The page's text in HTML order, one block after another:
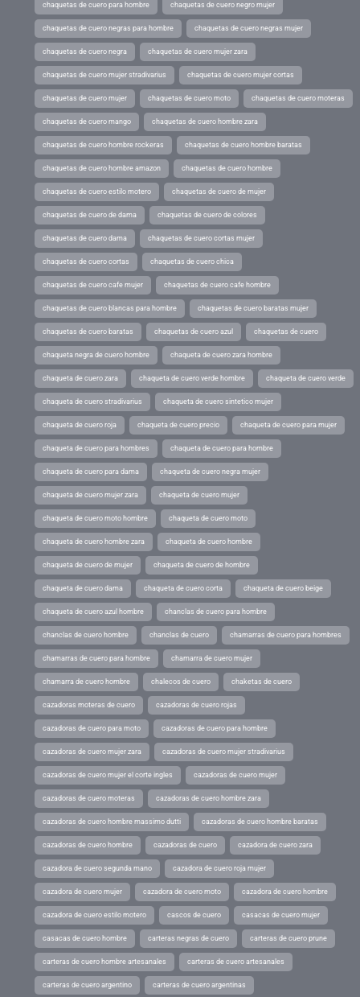
chaquetas de cuero para hombre chaquetas de cuero negro mujer
chaquetas de cuero negras para hombre chaquetas de cuero negras mujer
chaquetas de cuero negra chaquetas de cuero mujer zara
chaquetas de cuero mujer stradivarius chaquetas de cuero mujer cortas
chaquetas de cuero mujer chaquetas de cuero moto chaquetas de cuero moteras
chaquetas de cuero mango chaquetas de cuero hombre zara
chaquetas de cuero hombre rockeras chaquetas de cuero hombre baratas
chaquetas de cuero hombre amazon chaquetas de cuero hombre
chaquetas de cuero estilo motero chaquetas de cuero de mujer
chaquetas de cuero de dama chaquetas de cuero de colores
chaquetas de cuero dama chaquetas de cuero cortas mujer
chaquetas de cuero cortas chaquetas de cuero chica
chaquetas de cuero cafe mujer chaquetas de cuero cafe hombre
chaquetas de cuero blancas para hombre chaquetas de cuero baratas mujer
chaquetas de cuero baratas chaquetas de cuero azul chaquetas de cuero
chaqueta negra de cuero hombre chaqueta de cuero zara hombre
chaqueta de cuero zara chaqueta de cuero verde hombre chaqueta de cuero verde
chaqueta de cuero stradivarius chaqueta de cuero sintetico mujer
chaqueta de cuero roja chaqueta de cuero precio chaqueta de cuero para mujer
chaqueta de cuero para hombres chaqueta de cuero para hombre
chaqueta de cuero para dama chaqueta de cuero negra mujer
chaqueta de cuero mujer zara chaqueta de cuero mujer
chaqueta de cuero moto hombre chaqueta de cuero moto
chaqueta de cuero hombre zara chaqueta de cuero hombre
chaqueta de cuero de mujer chaqueta de cuero de hombre
chaqueta de cuero dama chaqueta de cuero corta chaqueta de cuero beige
chaqueta de cuero azul hombre chanclas de cuero para hombre
chanclas de cuero hombre chanclas de cuero chamarras de cuero para hombres
chamarras de cuero para hombre chamarra de cuero mujer
chamarra de cuero hombre chalecos de cuero chaketas de cuero
cazadoras moteras de cuero cazadoras de cuero rojas
cazadoras de cuero para moto cazadoras de cuero para hombre
cazadoras de cuero mujer zara cazadoras de cuero mujer stradivarius
cazadoras de cuero mujer el corte ingles cazadoras de cuero mujer
cazadoras de cuero moteras cazadoras de cuero hombre zara
cazadoras de cuero hombre massimo dutti cazadoras de cuero hombre baratas
cazadoras de cuero hombre cazadoras de cuero cazadora de cuero zara
cazadora de cuero segunda mano cazadora de cuero roja mujer
cazadora de cuero mujer cazadora de cuero moto cazadora de cuero hombre
cazadora de cuero estilo motero cascos de cuero casacas de cuero mujer
casacas de cuero hombre carteras negras de cuero carteras de cuero prune
carteras de cuero hombre artesanales carteras de cuero artesanales
carteras de cuero argentino carteras de cuero argentinas